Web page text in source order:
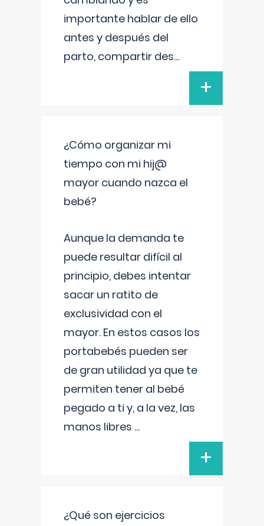
importante hablar de ello
antes y después del
parto, compartir des...
+
¿Cómo organizar mi
tiempo con mi hij@
mayor cuando nazca el
bebé?
Aunque la demanda te
puede resultar difícil al
principio, debes intentar
sacar un ratito de
exclusividad con el
mayor. En estos casos los
portabebés pueden ser
de gran utilidad ya que te
permiten tener al bebé
pegado a ti y, a la vez, las
manos libres ...
+
¿Qué son ejercicios